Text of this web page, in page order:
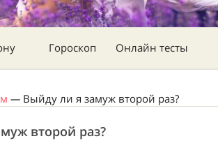
Гороскоп Онлайн тесты
— Выйду ли я замуж второй раз?
второй раз?